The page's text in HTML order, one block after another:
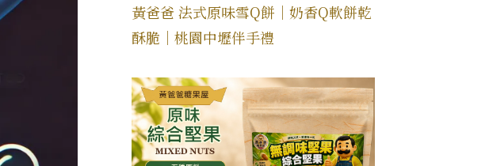
黃爸爸 法式原味雪Q餅｜奶香Q軟餅乾
酥脆｜桃園中壢伴手禮